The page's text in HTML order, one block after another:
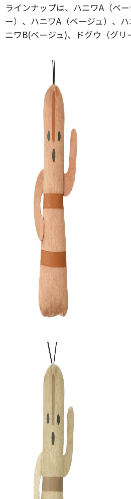
ラインナップは、ハニワA（ベ
ー）、ハニワA（ベージュ）、
ニワB(ベージュ)、ドグウ（グリ